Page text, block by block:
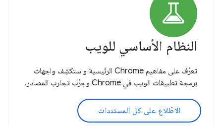
النظام الأساسي للويب
تعرَّف على مفاهيم Chrome الرئيسية واستكشِف واجهات
برمجة تطبيقات الويب في Chrome وجرِّب تجارب المصادر.
الاطّلاع على كل المستندات